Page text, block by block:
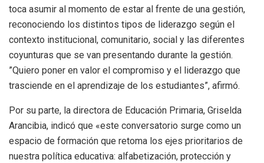
toca asumir al momento de estar al frente de una gestión,
reconociendo los distintos tipos de liderazgo según el
contexto institucional, comunitario, social y las diferentes
coyunturas que se van presentando durante la gestión.
”Quiero poner en valor el compromiso y el liderazgo que
trasciende en el aprendizaje de los estudiantes”, afirmó.
Por su parte, la directora de Educación Primaria, Griselda
Arancibia, indicó que «este conversatorio surge como un
espacio de formación que retoma los ejes prioritarios de
nuestra política educativa: alfabetización, protección y